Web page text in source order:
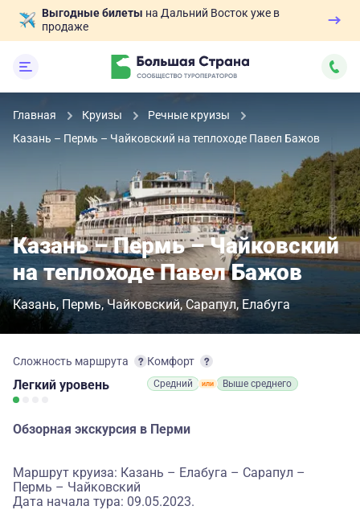
Выгодные билеты на Дальний Восток уже в
продаже
Главная Круизы
Речные круизы
Казань – Пермь – Чайковский на теплоходе Павел Бажов
Казань – Пермь – Чайковский
на теплоходе Павел Бажов
Казань Пермь Чайковский Сарапул Елабуга
Сложность маршрута
Легкий уровень
Комфорт
Средний Выше среднего
Обзорная экскурсия в Перми
Маршрут круиза: Казань – Елабуга – Сарапул –
Пермь – Чайковский
Дата начала тура: 09.05.2023.